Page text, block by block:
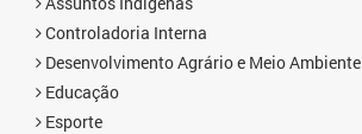
Controladoria Interna
Desenvolvimento Agrário e Meio Ambiente
Educação
Esporte